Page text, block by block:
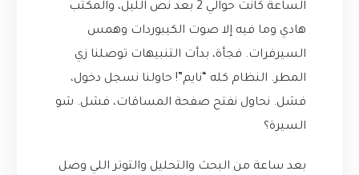
الساعة كانت حوالي 2 بعد نص الليل، والمكتب
هادي وما فيه إلا صوت الكيبوردات وهمس
السيرفرات. فجأة، بدأت التنبيهات توصلنا زي
المطر. النظام كله “نايم”! حاولنا نسجل دخول،
فشل. نحاول نفتح صفحة المساقات، فشل. شو
السيرة؟
بعد ساعة من البحث والتحليل والتوتر اللي وصل